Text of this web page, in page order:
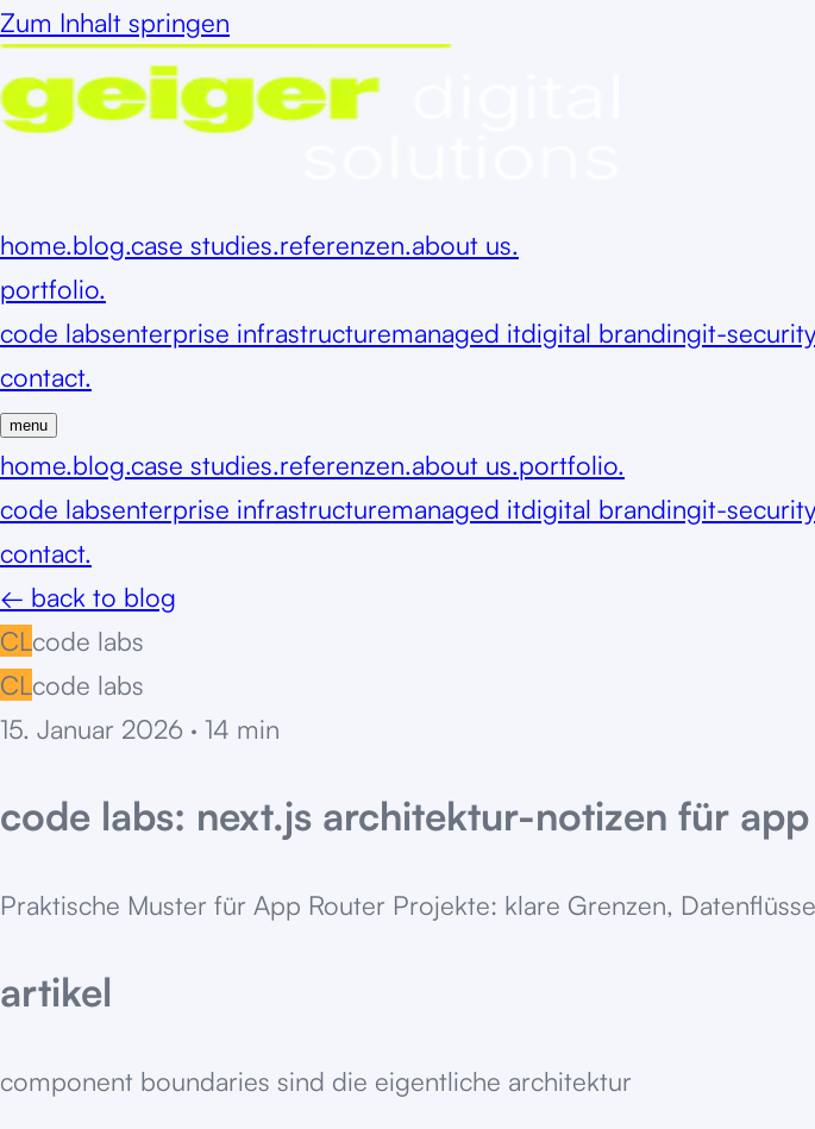
Zum Inhalt springen
home.blog.case studies.referenzen.about us.
portfolio.
code labsenterprise infrastructuremanaged itdigital brandingit-security
contact.
menu
home.blog.case studies.referenzen.about us.portfolio.
code labsenterprise infrastructuremanaged itdigital brandingit-security
contact.
← back to blog
CLcode labs
CLcode labs
15. Januar 2026 · 14 min
code labs: next.js architektur-notizen für
Praktische Muster für App Router Projekte: klare Grenzen,
artikel
component boundaries sind die eigentliche architektur